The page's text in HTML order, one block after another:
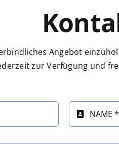
Angebot
zur Verfügung und